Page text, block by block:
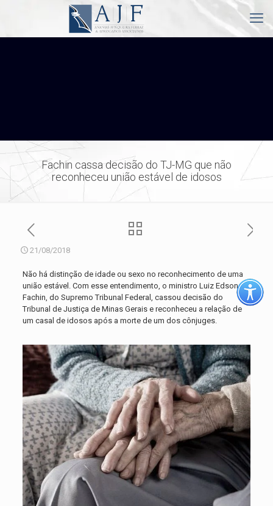
Fachin cassa decisão do TJ-MG que não
reconheceu união estável de idosos
21/08/2018
Não há distinção de idade ou sexo no reconhecimento de uma
união estável. Com esse entendimento, o ministro Luiz Edson
Fachin, do Supremo Tribunal Federal, cassou decisão do
Tribunal de Justiça de Minas Gerais e reconheceu a relação de
um casal de idosos após a morte de um dos cônjuges.